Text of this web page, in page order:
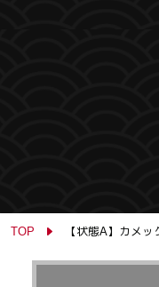
TOP 【状態A】カメッ